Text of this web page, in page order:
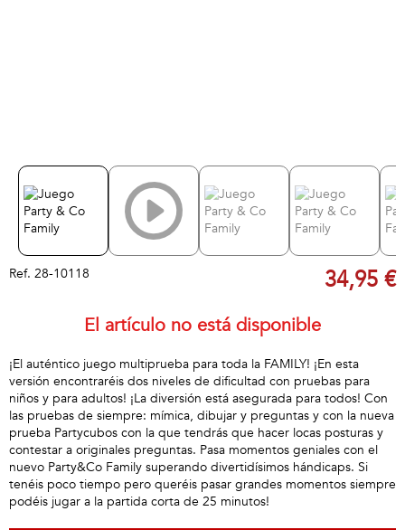
Ref. 28-10118 34,95 €
El artículo no está disponible
¡El auténtico juego multiprueba para toda la FAMILY! ¡En esta
versión encontraréis dos niveles de dificultad con pruebas para
niños y para adultos! ¡La diversión está asegurada para todos! Con
las pruebas de siempre: mímica, dibujar y preguntas y con la nueva
prueba Partycubos con la que tendrás que hacer locas posturas y
contestar a originales preguntas. Pasa momentos geniales con el
nuevo Party&Co Family superando divertidísimos hándicaps. Si
tenéis poco tiempo pero queréis pasar grandes momentos siempre
podéis jugar a la partida corta de 25 minutos!